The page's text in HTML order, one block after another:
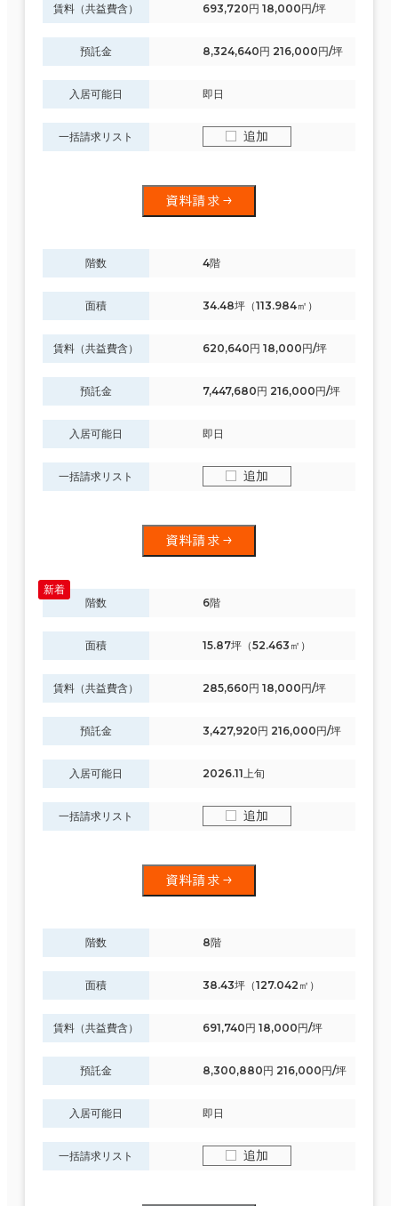
賃料（共益費含） 693,720円 18,000円/坪
預託金 8,324,640円 216,000円/坪
入居可能日 即日
一括請求リスト 追加
資料請求
階数 4階
面積 34.48坪（113.984㎡）
賃料（共益費含） 620,640円 18,000円/坪
預託金 7,447,680円 216,000円/坪
入居可能日 即日
一括請求リスト 追加
資料請求
階数 6階
面積 15.87坪（52.463㎡）
賃料（共益費含） 285,660円 18,000円/坪
預託金 3,427,920円 216,000円/坪
入居可能日 2026.11上旬
一括請求リスト 追加
資料請求
階数 8階
面積 38.43坪（127.042㎡）
賃料（共益費含） 691,740円 18,000円/坪
預託金 8,300,880円 216,000円/坪
入居可能日 即日
一括請求リスト 追加
条件で絞り込む
現在の条件
面積選択